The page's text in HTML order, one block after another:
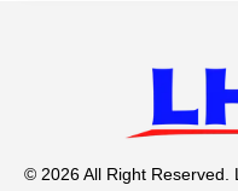
© 2026 All Right Reserved.